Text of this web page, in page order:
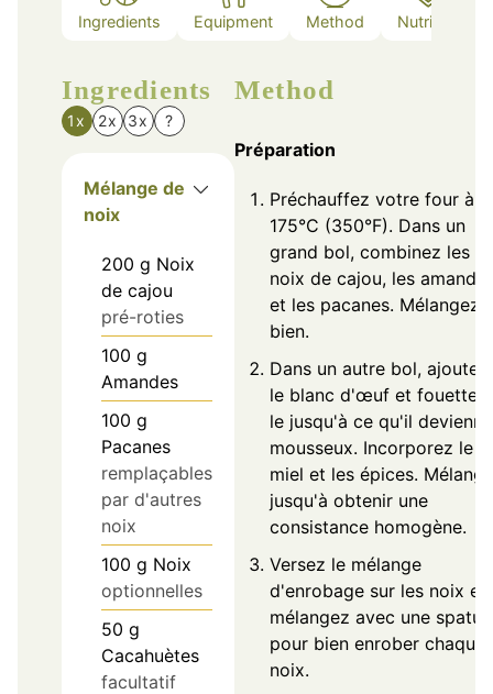
Ingredients Equipment Method Nutrition
Ingredients
1x 2x 3x ?
Mélange de
noix
200 g Noix
de cajou
pré-roties
100 g
Amandes
100 g
Pacanes
remplaçables
par d'autres
noix
100 g Noix
optionnelles
50 g
Cacahuètes
facultatif
Method
Préparation
Préchauffez votre four à
175°C (350°F). Dans un
grand bol, combinez les
noix de cajou, les
et les pacanes. Mélangez
bien.
Dans un autre bol, ajoutez
le blanc d'œuf et
le jusqu'à ce qu'il devienne
mousseux. Incorporez le
miel et les épices.
jusqu'à obtenir une
consistance homogène.
Versez le mélange
d'enrobage sur les noix et
mélangez avec une
pour bien enrober chaque
noix.